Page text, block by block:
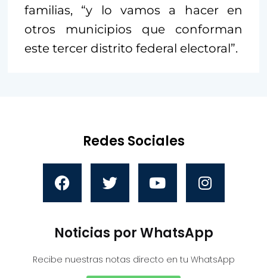
familias, “y lo vamos a hacer en
otros municipios que conforman
este tercer distrito federal electoral”.
Redes Sociales
Noticias por WhatsApp
Recibe nuestras notas directo en tu WhatsApp